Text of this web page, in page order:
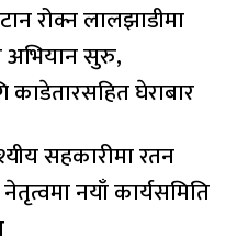
रोक्न लालझाडीमा
अभियान सुरु,
काडेतारसहित घेराबार
सहकारीमा रतन
नयाँ कार्यसमिति